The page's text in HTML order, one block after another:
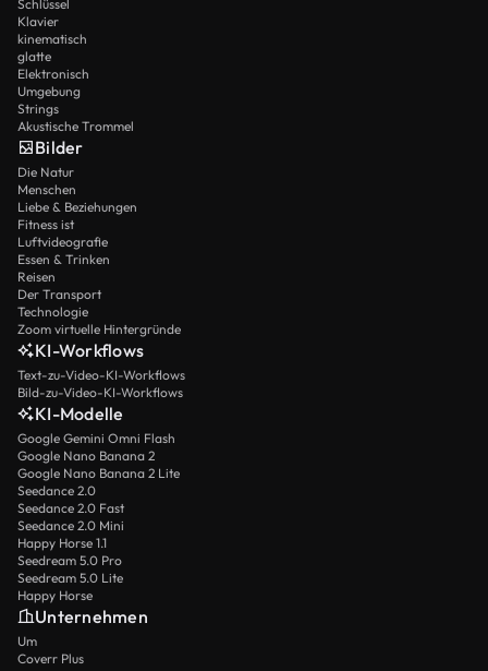
Schlüssel
Klavier
kinematisch
glatte
Elektronisch
Umgebung
Strings
Akustische Trommel
Bilder
Die Natur
Menschen
Liebe & Beziehungen
Fitness ist
Luftvideografie
Essen & Trinken
Reisen
Der Transport
Technologie
Zoom virtuelle Hintergründe
KI-Workflows
Text-zu-Video-KI-Workflows
Bild-zu-Video-KI-Workflows
KI-Modelle
Google Gemini Omni Flash
Google Nano Banana 2
Google Nano Banana 2 Lite
Seedance 2.0
Seedance 2.0 Fast
Seedance 2.0 Mini
Happy Horse 1.1
Seedream 5.0 Pro
Seedream 5.0 Lite
Happy Horse
Unternehmen
Um
Coverr Plus